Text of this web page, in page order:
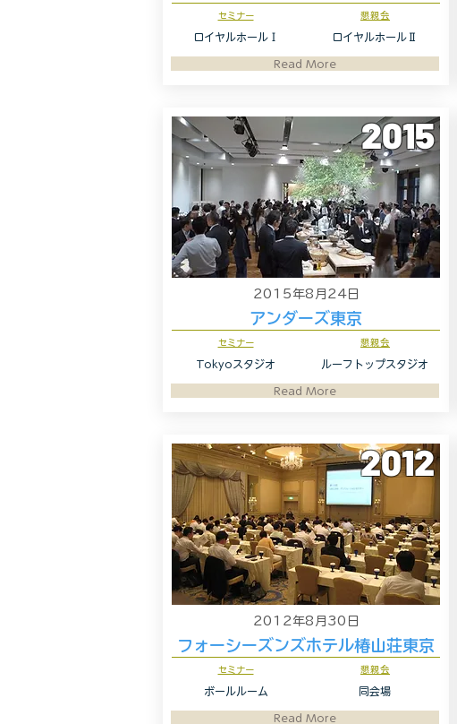
セミナー
ロイヤルホールⅠ
懇親会
ロイヤルホールⅡ
Read More
2015
2015年8月24日
アンダーズ東京
セミナー
Tokyoスタジオ
懇親会
ルーフトップスタジオ
Read More
2012
2012年8月30日
フォーシーズンズホテル椿山荘東京
セミナー
ボールルーム
懇親会
同会場
Read More